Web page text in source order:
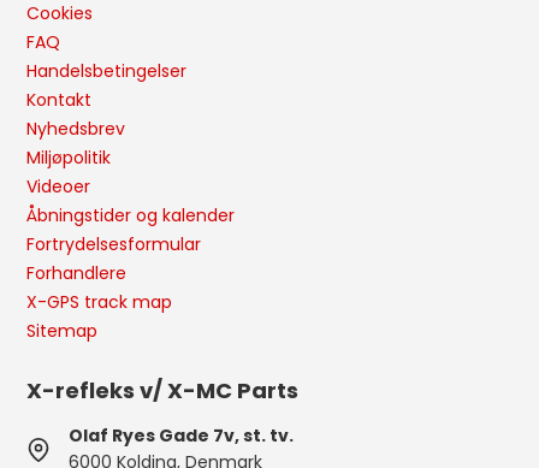
Cookies
FAQ
Handelsbetingelser
Kontakt
Nyhedsbrev
Miljøpolitik
Videoer
Åbningstider og kalender
Fortrydelsesformular
Forhandlere
X-GPS track map
Sitemap
X-refleks v/ X-MC Parts
Olaf Ryes Gade 7v, st. tv.
6000 Kolding, Denmark